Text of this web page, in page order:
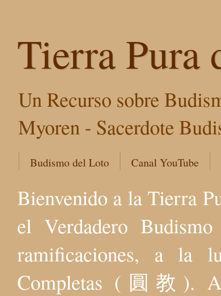
Tierra Pura
Un Recurso sobre
Myoren - Sacerdote
Budismo del Loto Canal YouTube
Bienvenido a la Tierra
el Verdadero
ramificaciones, a la
Completas (圓教).